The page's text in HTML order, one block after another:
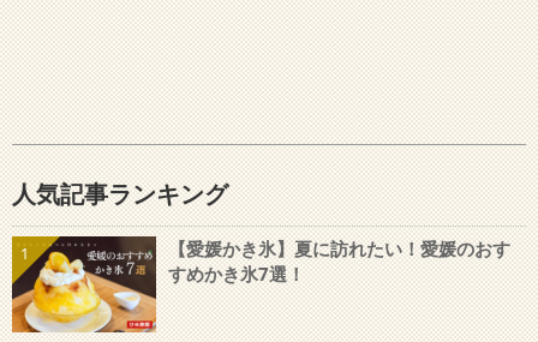
人気記事ランキング
1
【愛媛かき氷】夏に訪れたい！愛媛のおす
すめかき氷7選！